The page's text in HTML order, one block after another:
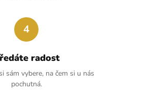
4
radost
sám vybere, na čem si u nás
pochutná.